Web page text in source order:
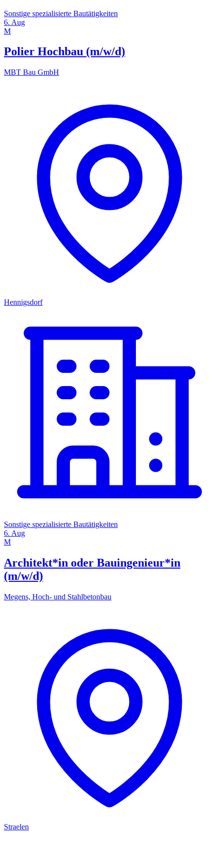
Sonstige spezialisierte Bautätigkeiten
6. Aug
M
Polier Hochbau (m/w/d)
MBT Bau GmbH
Hennigsdorf
Sonstige spezialisierte Bautätigkeiten
6. Aug
M
Architekt*in oder Bauingenieur*in
(m/w/d)
Megens, Hoch- und Stahlbetonbau
Straelen